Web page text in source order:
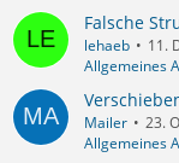
Falsche
lehaeb
11.
Allgemeines
Mailer
23.
Allgemeines